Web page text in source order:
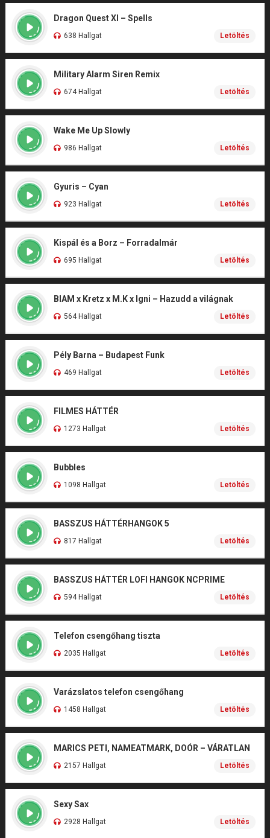
Dragon Quest XI – Spells
638 Hallgat Letöltés
Military Alarm Siren Remix
674 Hallgat Letöltés
Wake Me Up Slowly
986 Hallgat Letöltés
Gyuris – Cyan
923 Hallgat Letöltés
Kispál és a Borz – Forradalmár
695 Hallgat Letöltés
BIAM x Kretz x M.K x Igni – Hazudd a világnak
564 Hallgat Letöltés
Pély Barna – Budapest Funk
469 Hallgat Letöltés
FILMES HÁTTÉR
1273 Hallgat Letöltés
Bubbles
1098 Hallgat Letöltés
BASSZUS HÁTTÉRHANGOK 5
817 Hallgat Letöltés
BASSZUS HÁTTÉR LOFI HANGOK NCPRIME
594 Hallgat Letöltés
Telefon csengőhang tiszta
2035 Hallgat Letöltés
Varázslatos telefon csengőhang
1458 Hallgat Letöltés
MARICS PETI, NAMEATMARK, DOÓR – VÁRATLAN
2157 Hallgat Letöltés
Sexy Sax
2928 Hallgat Letöltés